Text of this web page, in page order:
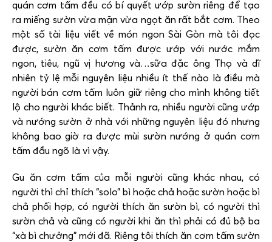
quán cơm tấm đều có bí quyết ướp sườn riêng để tạo
ra miếng sườn vừa mặn vừa ngọt ăn rất bắt cơm. Theo
một số tài liệu viết về món ngon Sài Gòn mà tôi đọc
được, sườn ăn cơm tấm được ướp với nước mắm
ngon, tiêu, ngũ vị hương và…sữa đặc ông Thọ và dĩ
nhiên tỷ lệ mỗi nguyên liệu nhiều ít thế nào là điều mà
người bán cơm tấm luôn giữ riêng cho mình không tiết
lộ cho người khác biết. Thảnh ra, nhiều người cũng ướp
và nướng sườn ở nhà với những nguyên liệu đó nhưng
không bao giờ ra được mùi sườn nướng ở quán cơm
tấm đầu ngõ là vì vậy.
Gu ăn cơm tấm của mỗi người cũng khác nhau, có
người thì chỉ thích “solo” bì hoặc chả hoặc sườn hoặc bì
chả phối hợp, có người thích ăn sườn bì, có người thì
sườn chả và cũng có người khi ăn thì phải có đủ bộ ba
“xà bì chưởng” mới đã. Riêng tôi thích ăn cơm tấm sườn